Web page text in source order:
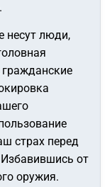
несут люди,
гражданские
страх перед
от
оружия.